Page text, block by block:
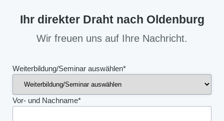
Ihr direkter Draht nach Oldenburg
Wir freuen uns auf Ihre Nachricht.
Pflichtfeld
Weiterbildung/Seminar auswählen*
Pflichtfeld
Vor- und Nachname*